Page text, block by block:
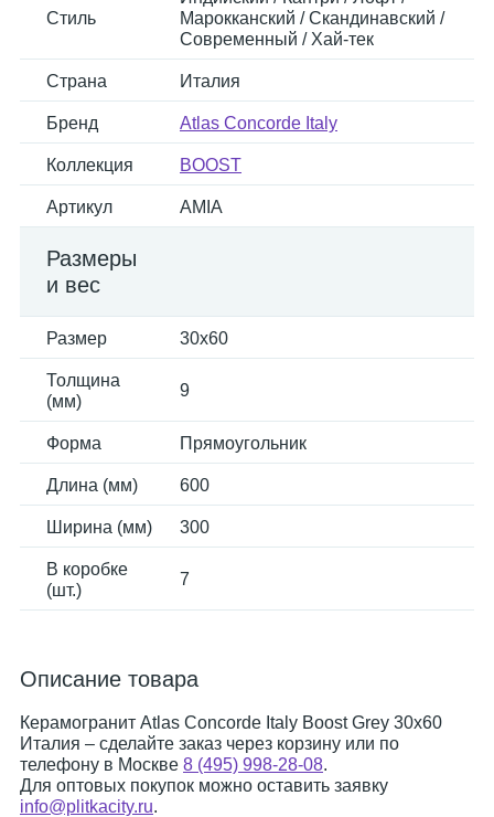
Стиль
Марокканский / Скандинавский /
Современный / Хай-тек
Страна Италия
Бренд Atlas Concorde Italy
Коллекция BOOST
Артикул AMIA
Размеры
и вес
Размер 30x60
Толщина
(мм)
9
Форма Прямоугольник
Длина (мм) 600
Ширина (мм) 300
В коробке
(шт.)
7
Описание товара
Керамогранит Atlas Concorde Italy Boost Grey 30x60
Италия – сделайте заказ через корзину или по
телефону в Москве 8 (495) 998-28-08.
Для оптовых покупок можно оставить заявку
info@plitkacity.ru.